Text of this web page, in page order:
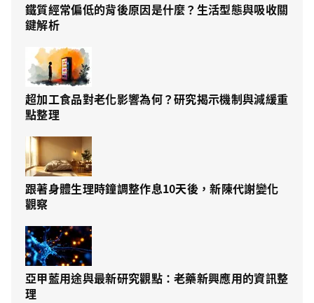
鐵質經常偏低的背後原因是什麼？生活型態與吸收關
鍵解析
超加工食品對老化影響為何？研究揭示機制與減緩重
點整理
跟著身體生理時鐘調整作息10天後，新陳代謝變化
觀察
亞甲藍用途與最新研究觀點：老藥新興應用的資訊整
理